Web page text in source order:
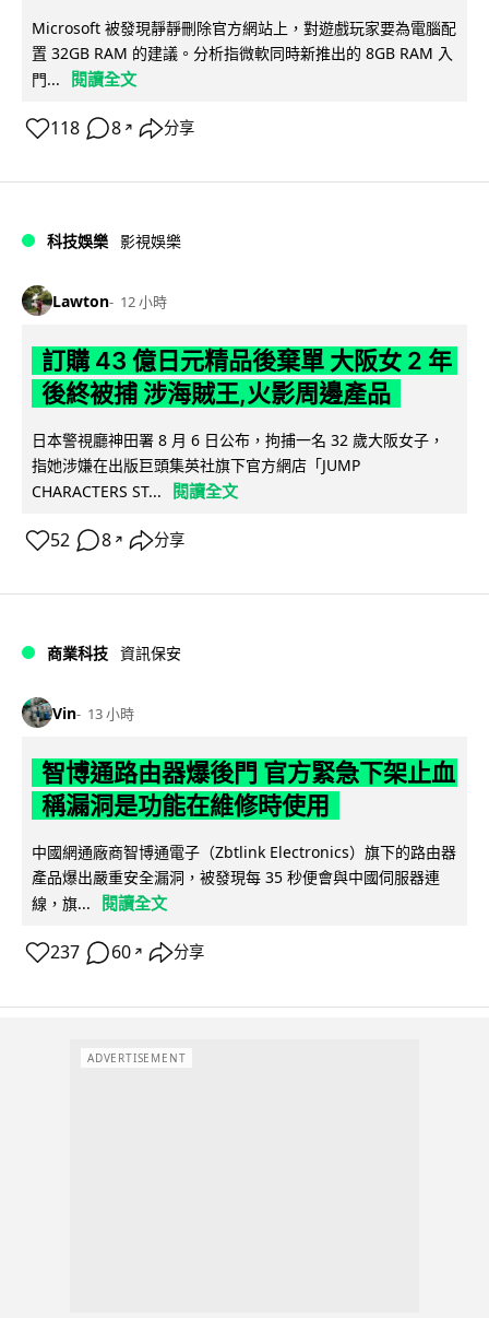
Microsoft 被發現靜靜刪除官方網站上，對遊戲玩家要為電腦配
置 32GB RAM 的建議。分析指微軟同時新推出的 8GB RAM 入
門...
閱讀全文
118 8 ↗ 分享
科技娛樂 影視娛樂
Lawton 12 小時
訂購 43 億日元精品後棄單 大阪女 2 年
後終被捕 涉海賊王,火影周邊產品
日本警視廳神田署 8 月 6 日公布，拘捕一名 32 歲大阪女子，
指她涉嫌在出版巨頭集英社旗下官方網店「JUMP
CHARACTERS ST...
閱讀全文
52 8 ↗ 分享
商業科技 資訊保安
Vin 13 小時
智博通路由器爆後門 官方緊急下架止血
稱漏洞是功能在維修時使用
中國網通廠商智博通電子（Zbtlink Electronics）旗下的路由器
產品爆出嚴重安全漏洞，被發現每 35 秒便會與中國伺服器連
線，旗...
閱讀全文
237 60 ↗ 分享
ADVERTISEMENT